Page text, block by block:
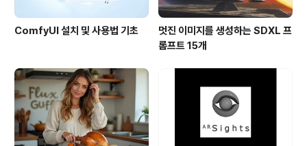
ComfyUI 설치 및 사용법 기초
멋진 이미지를 생성하는 SDXL 프
롬프트 15개